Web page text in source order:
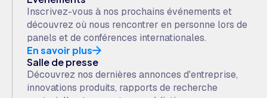
Inscrivez-vous à nos prochains événements et
découvrez où nous rencontrer en personne lors de
panels et de conférences internationales.
En savoir plus
Salle de presse
Découvrez nos dernières annonces d'entreprise,
innovations produits, rapports de recherche